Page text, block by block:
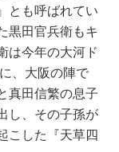
とも呼ばれてい
黒田官兵衛もキ
は今年の大河ド
、大阪の陣で
真田信繁の息子
し、その子孫が
こした『天草四